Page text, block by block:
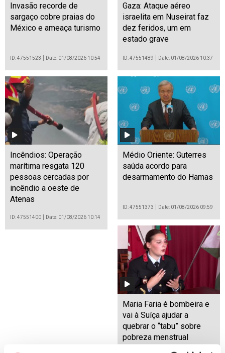
Invasão recorde de
sargaço cobre praias do
México e ameaça turismo
ID: 47551523 Date: 01/08/2026 10:54
Gaza: Ataque aéreo
israelita em Nuseirat faz
dez feridos, um em
estado grave
ID: 47551489 Date: 01/08/2026 10:37
Incêndios: Operação
marítima resgata 120
pessoas cercadas por
incêndio a oeste de
Atenas
ID: 47551400 Date: 01/08/2026 10:14
Médio Oriente: Guterres
saúda acordo para
desarmamento do Hamas
ID: 47551373 Date: 01/08/2026 09:59
Maria Faria é bombeira e
vai à Suíça ajudar a
quebrar o “tabu” sobre
pobreza menstrual